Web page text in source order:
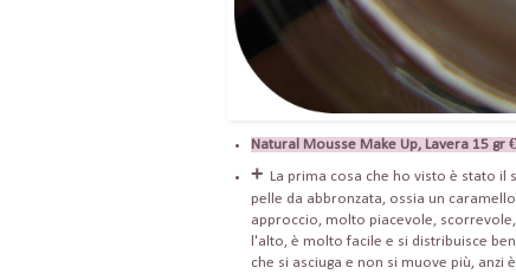
Natural Mousse Make Up, Lavera 15 gr
+ La prima cosa che ho visto è stato il
pelle da abbronzata, ossia un
approccio, molto piacevole,
l'alto, è molto facile e si distribuisce
che si asciuga e non si muove più,